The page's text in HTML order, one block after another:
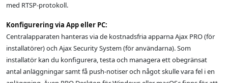
med RTSP-protokoll.
Konfigurering via App eller PC:
Centralapparaten hanteras via de kostnadsfria apparna Ajax PRO (för
installatörer) och Ajax Security System (för användarna). Som
installatör kan du konfigurera, testa och managera ett obegränsat
antal anläggningar samt få push-notiser och något skulle vara fel i en